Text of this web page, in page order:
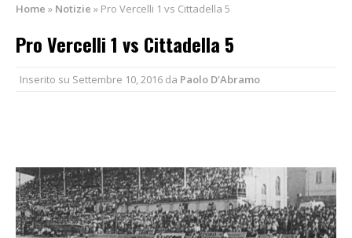
Home » Notizie » Pro Vercelli 1 vs Cittadella 5
Pro Vercelli 1 vs Cittadella 5
Inserito su Settembre 10, 2016 da Paolo D'Abramo